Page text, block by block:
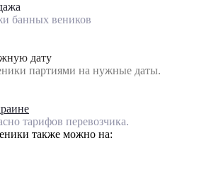
банных веников
дату
партиями на нужные даты.
тарифов перевозчика.
также можно на: